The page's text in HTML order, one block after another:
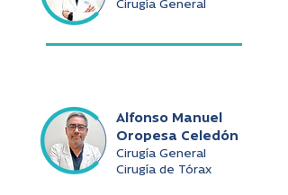
Cirugía General
Alfonso Manuel
Oropesa Celedón
Cirugía General
Cirugía de Tórax